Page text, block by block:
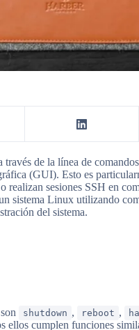
través de la línea de
(GUI). Esto es
realizan sesiones SSH en
sistema Linux utilizando
del sistema.
shutdown , reboot ,
ellos cumplen funciones